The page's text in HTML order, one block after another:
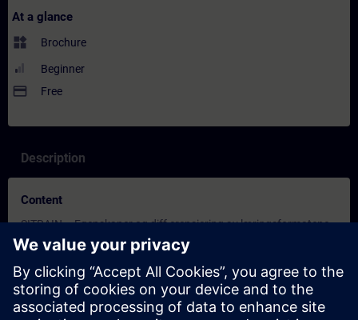
At a glance
widgets Brochure
Beginner
payment Free
Description
Content
SITRAIN – Egenskaper og diff erensiering av læringsformatene